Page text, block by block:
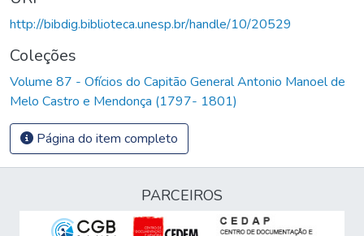
http://bibdig.biblioteca.unesp.br/handle/10/20529
Coleções
Volume 87 - Ofícios do Capitão General Antonio Manoel de
Melo Castro e Mendonça (1797- 1801)
Página do item completo
PARCEIROS